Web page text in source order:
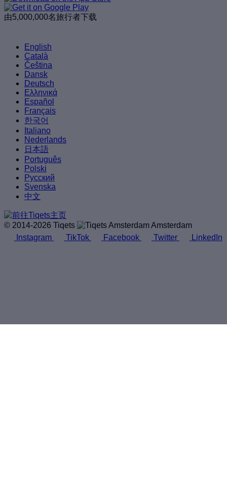
由5,000,000名旅行者下载
English
Català
Čeština
Dansk
Deutsch
Ελληνικά
Español
Français
한국어
Italiano
Nederlands
日本語
Português
Polski
Русский
Svenska
中文
© 2014-2026 Tiqets
Amsterdam
Instagram
TikTok Facebook Twitter LinkedIn